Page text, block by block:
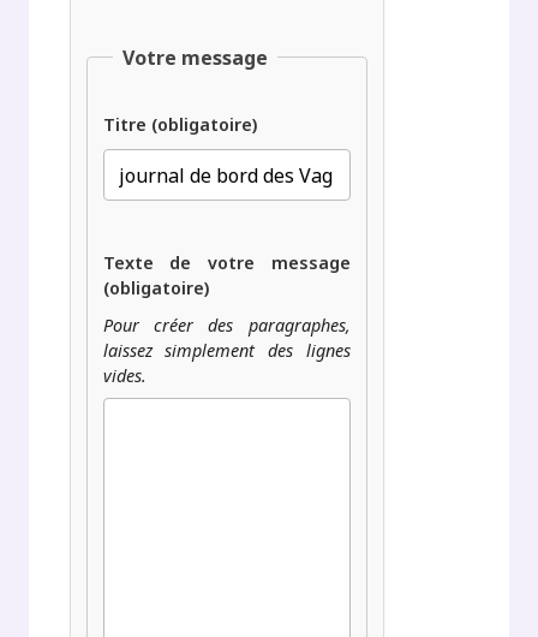
Votre message
Titre (obligatoire)
Texte de votre message
(obligatoire)
Pour créer des paragraphes,
laissez simplement des lignes
vides.